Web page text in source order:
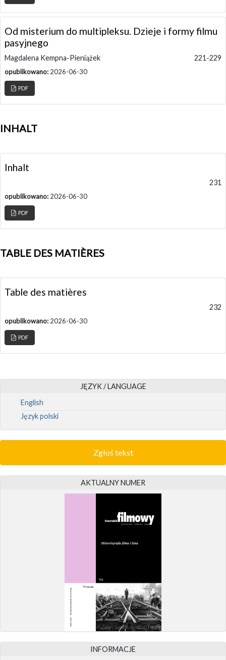
Od misterium do multipleksu. Dzieje i formy filmu
pasyjnego
Magdalena Kempna-Pieniążek 221-229
opublikowano: 2026-06-30
PDF
INHALT
Inhalt
231
opublikowano: 2026-06-30
PDF
TABLE DES MATIÈRES
Table des matières
232
opublikowano: 2026-06-30
PDF
JĘZYK / LANGUAGE
English
Język polski
Zgłoś tekst
AKTUALNY NUMER
INFORMACJE